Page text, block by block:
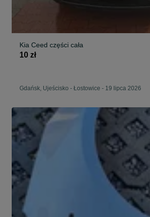
Kia Ceed części cała
10 zł
Gdańsk, Ujeścisko - Łostowice - 19 lipca 2026